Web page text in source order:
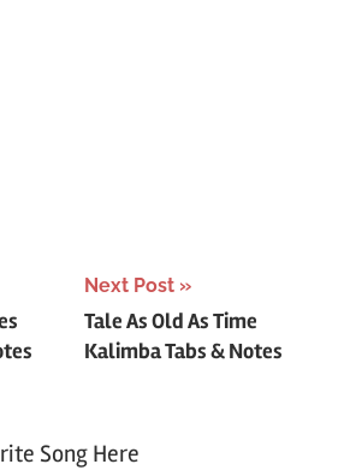
Next Post
Tale As Old As Time
Kalimba Tabs & Notes
Song Here